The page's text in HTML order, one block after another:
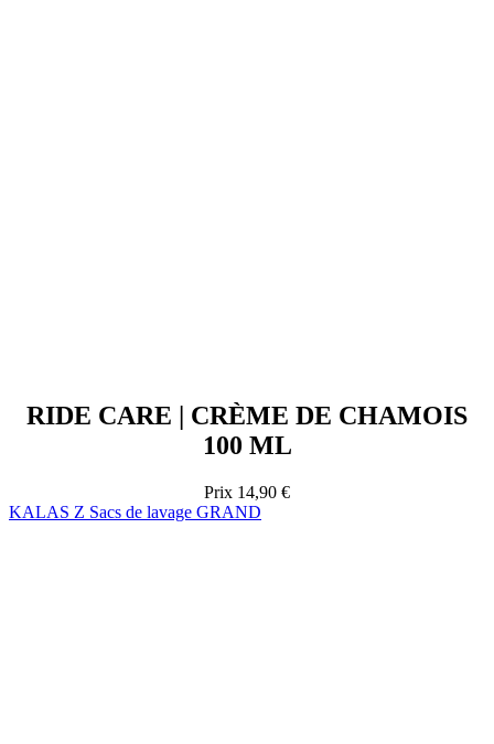
RIDE CARE | CRÈME DE CHAMOIS
100 ML
Prix 14,90 €
KALAS Z Sacs de lavage GRAND